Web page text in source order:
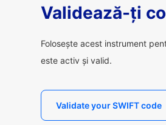
Validează-ți
Folosește acest instrument
este activ și valid.
Validate your SWIFT code